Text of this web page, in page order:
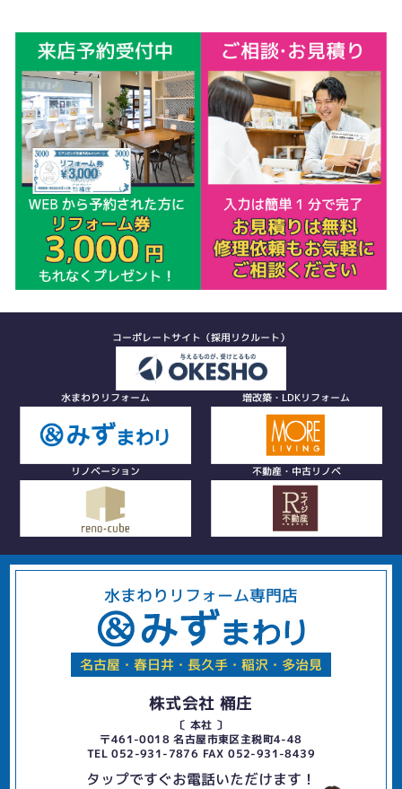
コーポレートサイト（採用リクルート）
水まわりリフォーム 増改築・LDKリフォーム
リノベーション 不動産・中古リノベ
水まわりリフォーム専門店
名古屋・春日井・長久手・稲沢・多治見
株式会社 桶庄
〔 本社 〕
〒461-0018 名古屋市東区主税町4-48
TEL 052-931-7876 FAX 052-931-8439
タップですぐお電話いただけます！